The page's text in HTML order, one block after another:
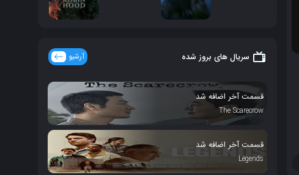
سریال های بروز شده آرشیو
قسمت آخر اضافه شد
The Scarecrow
قسمت آخر اضافه شد
Legends